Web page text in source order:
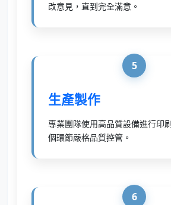
改意見，直到完全滿意。
5
生產製作
專業團隊使用高品質設備進行印
個環節嚴格品質控管。
6